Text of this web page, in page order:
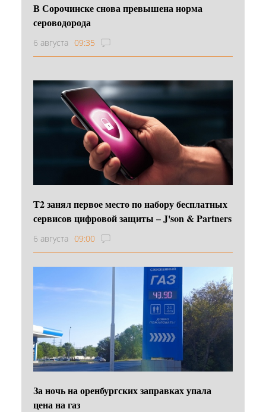
В Сорочинске снова превышена норма
сероводорода
6 августа 09:35
Т2 занял первое место по набору бесплатных
сервисов цифровой защиты – J'son & Partners
6 августа 09:00
За ночь на оренбургских заправках упала
цена на газ